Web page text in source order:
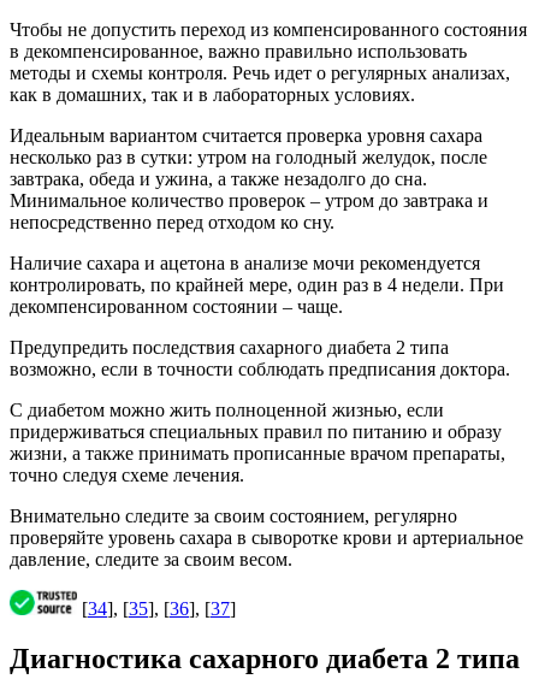
Чтобы не допустить переход из компенсированного состояния
в декомпенсированное, важно правильно использовать
методы и схемы контроля. Речь идет о регулярных анализах,
как в домашних, так и в лабораторных условиях.
Идеальным вариантом считается проверка уровня сахара
несколько раз в сутки: утром на голодный желудок, после
завтрака, обеда и ужина, а также незадолго до сна.
Минимальное количество проверок – утром до завтрака и
непосредственно перед отходом ко сну.
Наличие сахара и ацетона в анализе мочи рекомендуется
контролировать, по крайней мере, один раз в 4 недели. При
декомпенсированном состоянии – чаще.
Предупредить последствия сахарного диабета 2 типа
возможно, если в точности соблюдать предписания доктора.
С диабетом можно жить полноценной жизнью, если
придерживаться специальных правил по питанию и образу
жизни, а также принимать прописанные врачом препараты,
точно следуя схеме лечения.
Внимательно следите за своим состоянием, регулярно
проверяйте уровень сахара в сыворотке крови и артериальное
давление, следите за своим весом.
[34], [35], [36], [37]
Диагностика сахарного диабета 2 типа